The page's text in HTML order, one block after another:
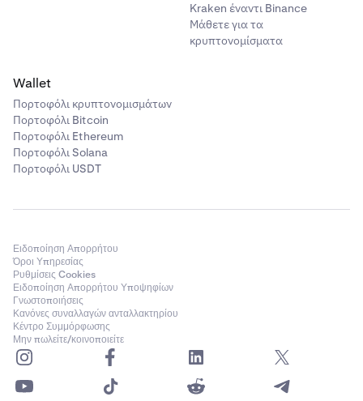
Kraken έναντι Binance
Μάθετε για τα
κρυπτονομίσματα
Wallet
Πορτοφόλι κρυπτονομισμάτων
Πορτοφόλι Bitcoin
Πορτοφόλι Ethereum
Πορτοφόλι Solana
Πορτοφόλι USDT
Ειδοποίηση Απορρήτου
Όροι Υπηρεσίας
Ρυθμίσεις Cookies
Ειδοποίηση Απορρήτου Υποψηφίων
Γνωστοποιήσεις
Κανόνες συναλλαγών ανταλλακτηρίου
Κέντρο Συμμόρφωσης
Μην πωλείτε/κοινοποιείτε